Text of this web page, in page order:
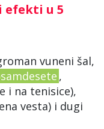
efekti u 5
vuneni šal,
,
i na tenisice),
vesta) i dugi